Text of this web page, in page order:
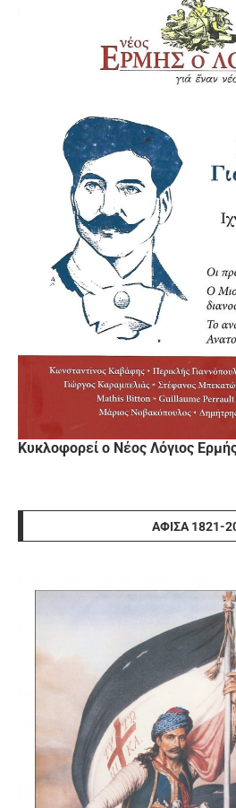
Κυκλοφορεί ο Νέος Λόγιος
ΑΦΊΣΑ 1821-